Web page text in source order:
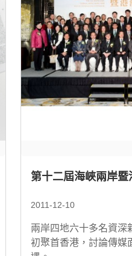
第十二屆海峽兩岸
2011-12-10
兩岸四地六十多名資深
初聚首香港，討論傳媒